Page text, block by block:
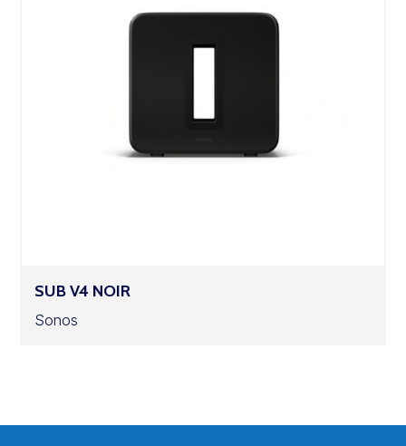
SUB V4 NOIR
Sonos